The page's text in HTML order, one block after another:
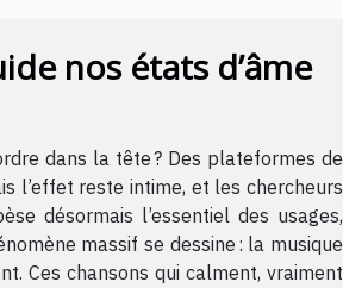
nos états d’âme
dans la tête ? Des plateformes de
l’effet reste intime, et les chercheurs
désormais l’essentiel des usages,
massif se dessine : la musique
Ces chansons qui calment, vraiment